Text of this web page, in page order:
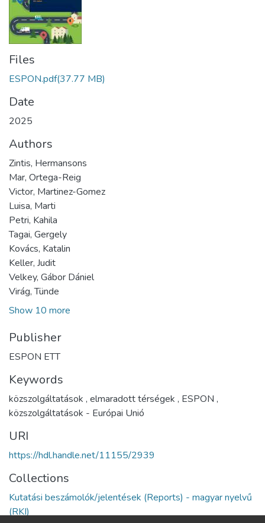
Files
ESPON.pdf(37.77 MB)
Date
2025
Authors
Zintis, Hermansons
Mar, Ortega-Reig
Victor, Martinez-Gomez
Luisa, Marti
Petri, Kahila
Tagai, Gergely
Kovács, Katalin
Keller, Judit
Velkey, Gábor Dániel
Virág, Tünde
Show 10 more
Publisher
ESPON ETT
Keywords
közszolgáltatások , elmaradott térségek , ESPON ,
közszolgáltatások - Európai Unió
URI
https://hdl.handle.net/11155/2939
Collections
Kutatási beszámolók/jelentések (Reports) - magyar nyelvű
(RKI)